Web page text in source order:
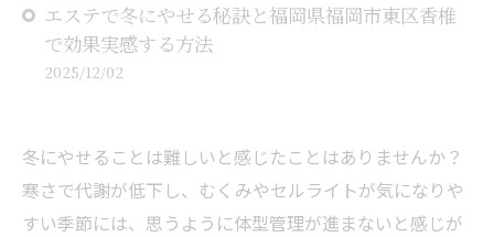
エステで冬にやせる秘訣と福岡県福岡市東区香椎
で効果実感する方法
2025/12/02
冬にやせることは難しいと感じたことはありませんか？
寒さで代謝が低下し、むくみやセルライトが気になりや
すい季節には、思うように体型管理が進まないと感じが